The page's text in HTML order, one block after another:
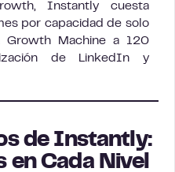
Instantly cuesta
por capacidad de solo
Growth Machine a 120
de LinkedIn y
de Instantly:
en Cada Nivel